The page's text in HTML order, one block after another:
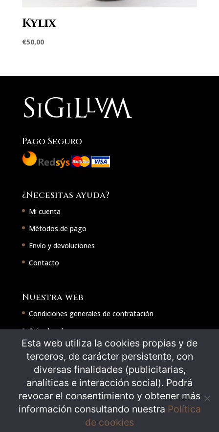
Kylix
€50,00
Pago Seguro
¿Necesitas ayuda?
Mi cuenta
Métodos de pago
Envío y devoluciones
Contacto
Nuestra web
Condiciones generales de contratación
Aviso legal
Política de cookies
Política de privacidad
Síguenos en
Esta web utiliza la cookies propias y de
terceros, de carácter persistente, con
diversas finalidades (publicitarias,
analíticas e interacción social). Podrá
revocar el consentimiento y obtener más
información consultando nuestra Política
de cookies